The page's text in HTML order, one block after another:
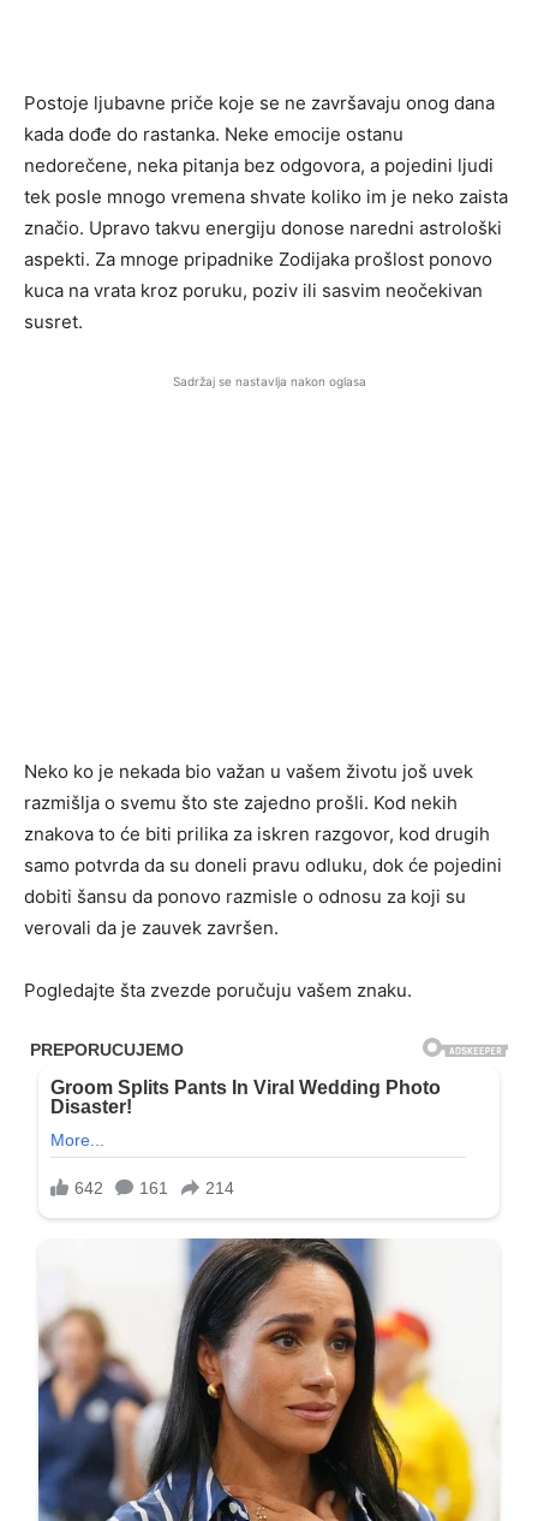
Postoje ljubavne priče koje se ne završavaju onog dana
kada dođe do rastanka. Neke emocije ostanu
nedorečene, neka pitanja bez odgovora, a pojedini ljudi
tek posle mnogo vremena shvate koliko im je neko zaista
značio. Upravo takvu energiju donose naredni astrološki
aspekti. Za mnoge pripadnike Zodijaka prošlost ponovo
kuca na vrata kroz poruku, poziv ili sasvim neočekivan
susret.
Sadržaj se nastavlja nakon oglasa
Neko ko je nekada bio važan u vašem životu još uvek
razmišlja o svemu što ste zajedno prošli. Kod nekih
znakova to će biti prilika za iskren razgovor, kod drugih
samo potvrda da su doneli pravu odluku, dok će pojedini
dobiti šansu da ponovo razmisle o odnosu za koji su
verovali da je zauvek završen.
Pogledajte šta zvezde poručuju vašem znaku.